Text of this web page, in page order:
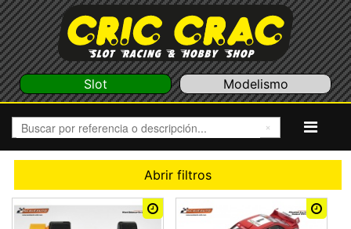
Slot Modelismo
Abrir filtros